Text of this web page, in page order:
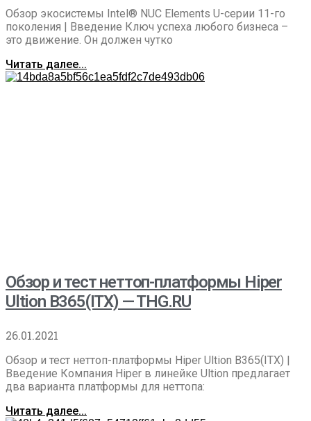
Обзор экосистемы Intel® NUC Elements U-серии 11-го
поколения | Введение Ключ успеха любого бизнеса –
это движение. Он должен чутко
Читать далее...
Обзор и тест неттоп-платформы Hiper
Ultion B365(ITX) — THG.RU
26.01.2021
Обзор и тест неттоп-платформы Hiper Ultion B365(ITX) |
Введение Компания Hiper в линейке Ultion предлагает
два варианта платформы для неттопа:
Читать далее...